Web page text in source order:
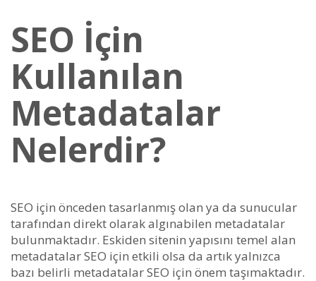
SEO İçin
Kullanılan
Metadatalar
Nelerdir?
SEO için önceden tasarlanmış olan ya da sunucular
tarafından direkt olarak algınabilen metadatalar
bulunmaktadır. Eskiden sitenin yapısını temel alan
metadatalar SEO için etkili olsa da artık yalnızca
bazı belirli metadatalar SEO için önem taşımaktadır.